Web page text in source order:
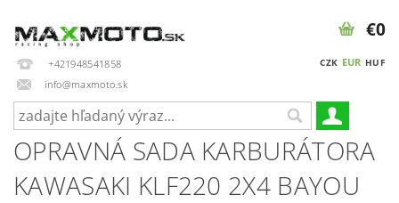
+421948541858
info@maxmoto.sk
CZK EUR HUF
€0
OPRAVNÁ SADA KARBURÁTORA
KAWASAKI KLF220 2X4 BAYOU